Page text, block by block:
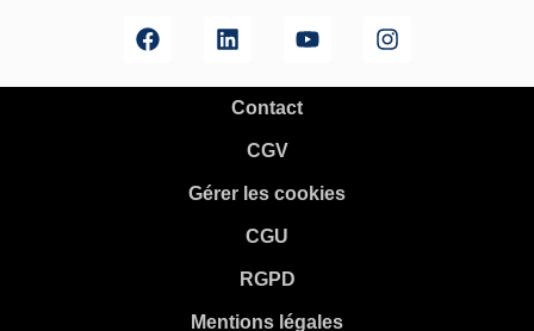
Contact
CGV
Gérer les cookies
CGU
RGPD
Mentions légales